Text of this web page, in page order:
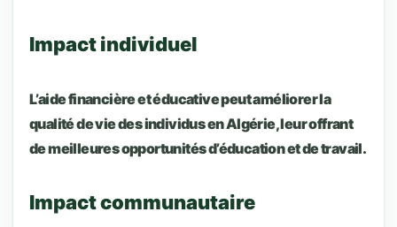
Impact individuel
L’aide financière et éducative peut améliorer la
qualité de vie des individus en Algérie, leur offrant
de meilleures opportunités d’éducation et de travail.
Impact communautaire